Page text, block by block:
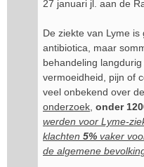
27 januari jl. aan de
De ziekte van Lyme
antibiotica, maar
behandeling
vermoeidheid, pijn of
veel onbekend over
onderzoek onder
werden voor Lyme-
klachten 5% vaker
de algemene